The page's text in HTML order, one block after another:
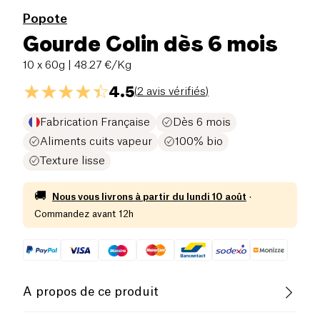
Popote
Gourde Colin dès 6 mois
10 x 60g | 48.27 €/Kg
4.5(2 avis vérifiés)
Fabrication Française
Dès 6 mois
Aliments cuits vapeur
100% bio
Texture lisse
🚚 Nous vous livrons à partir du lundi 10 août ·
Commandez avant 12h
A propos de ce produit